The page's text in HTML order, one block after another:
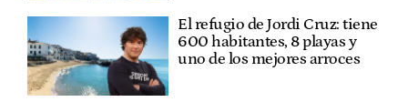
El refugio de Jordi Cruz: tiene
600 habitantes, 8 playas y
uno de los mejores arroces